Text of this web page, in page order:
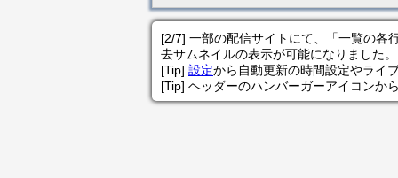
[2/7] 一部の配信サイトにて、「一覧の各
去サムネイルの表示が可能になりました。
[Tip] 設定から自動更新の時間設定やライ
[Tip] ヘッダーのハンバーガーアイコンか